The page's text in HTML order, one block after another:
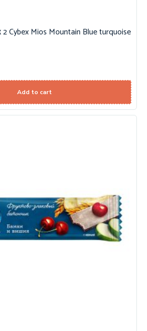
Cybex Mios Mountain Blue turquoise
Add to cart